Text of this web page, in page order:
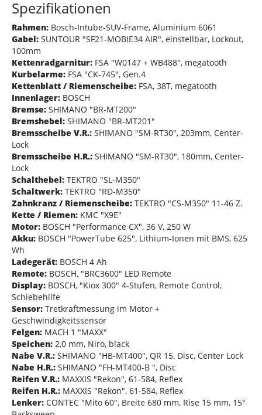
Spezifikationen
Rahmen: Bosch-Intube-SUV-Frame, Aluminium 6061
Gabel: SUNTOUR "SF21-MOBIE34 AIR", einstellbar, Lockout,
100mm
Kettenradgarnitur: FSA "W0147 + WB488", megatooth
Kurbelarme: FSA "CK-745", Gen.4
Kettenblatt / Riemenscheibe: FSA, 38T, megatooth
Innenlager: BOSCH
Bremse: SHIMANO "BR-MT200"
Bremshebel: SHIMANO "BR-MT201"
Bremsscheibe V.R.: SHIMANO "SM-RT30", 203mm, Center-
Lock
Bremsscheibe H.R.: SHIMANO "SM-RT30", 180mm, Center-
Lock
Schalthebel: TEKTRO "SL-M350"
Schaltwerk: TEKTRO "RD-M350"
Zahnkranz / Riemenscheibe: TEKTRO "CS-M350" 11-46 Z.
Kette / Riemen: KMC "X9E"
Motor: BOSCH "Performance CX", 36 V, 250 W
Akku: BOSCH "PowerTube 625", Lithium-Ionen mit BMS, 625
Wh
Ladegerät: BOSCH 4 Ah
Remote: BOSCH, "BRC3600" LED Remote
Display: BOSCH, "Kiox 300" 4-Stufen, Remote Control,
Schiebehilfe
Sensor: Tretkraftmessung im Motor +
Geschwindigkeitssensor
Felgen: MACH 1 "MAXX"
Speichen: 2,0 mm, Niro, black
Nabe V.R.: SHIMANO "HB-MT400", QR 15, Disc, Center Lock
Nabe H.R.: SHIMANO "FH-MT400-B ", Disc
Reifen V.R.: MAXXIS "Rekon", 61-584, Reflex
Reifen H.R.: MAXXIS "Rekon", 61-584, Reflex
Lenker: CONTEC "Mito 60", Breite 680 mm, Rise 15 mm, 15°